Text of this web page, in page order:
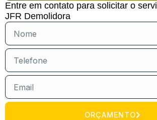
Entre em contato para solicitar o
JFR Demolidora
ORÇAMENTO